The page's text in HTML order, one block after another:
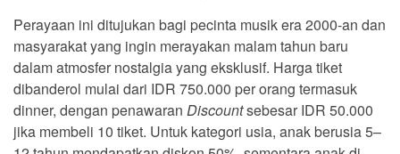
Perayaan ini ditujukan bagi pecinta musik era 2000-an dan
masyarakat yang ingin merayakan malam tahun baru
dalam atmosfer nostalgia yang eksklusif. Harga tiket
dibanderol mulai dari IDR 750.000 per orang termasuk
dinner, dengan penawaran Discountsebesar IDR 50.000
jika membeli 10 tiket. Untuk kategori usia, anak berusia 5–